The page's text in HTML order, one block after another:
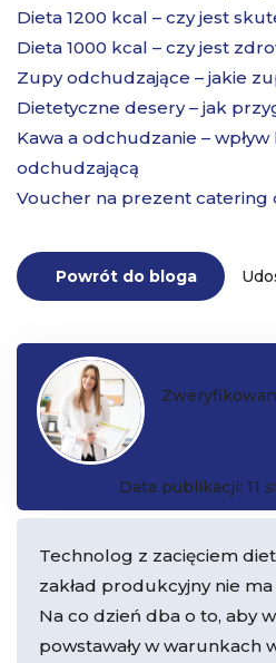
Dieta 1200 kcal – czy jest
Dieta 1000 kcal – czy jest
Zupy odchudzające – jakie
Dietetyczne desery – jak
Kawa a odchudzanie –
odchudzającą
Voucher na prezent catering
Powrót do bloga
Data publikacji: 11
Technolog z zacięciem
zakład produkcyjny nie
Na co dzień dba o to, aby
powstawały w warunkach